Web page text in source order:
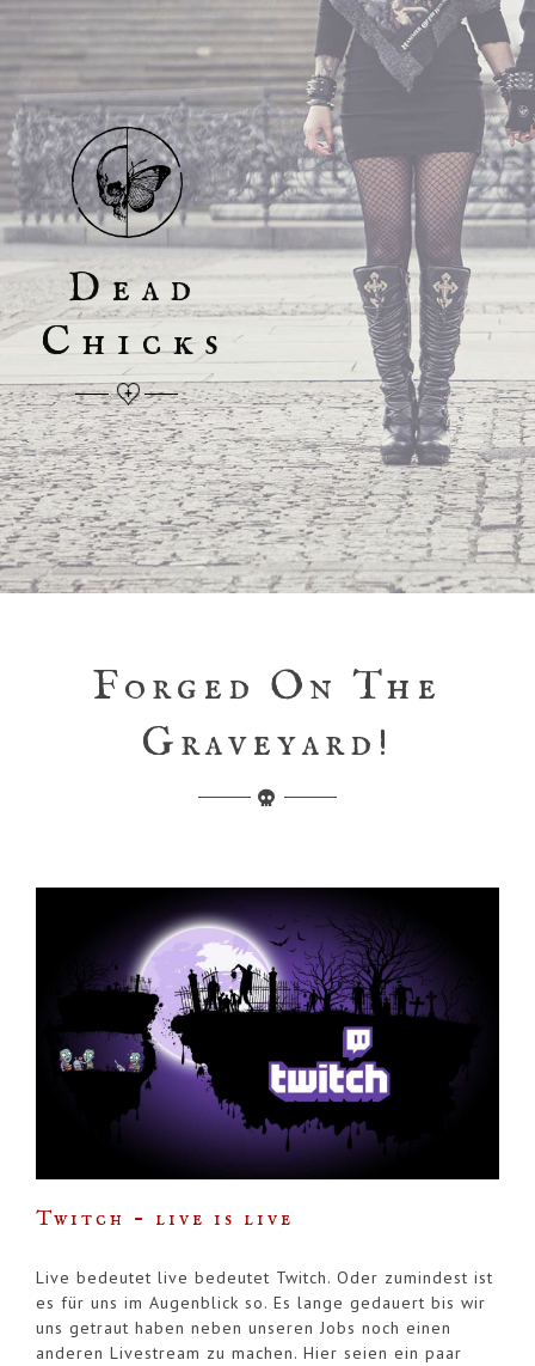
Dead
C hicks
Forged On The
Graveyard!
Twitch – live is live
Live bedeutet live bedeutet Twitch. Oder zumindest ist
es für uns im Augenblick so. Es lange gedauert bis wir
uns getraut haben neben unseren Jobs noch einen
anderen Livestream zu machen. Hier seien ein paar